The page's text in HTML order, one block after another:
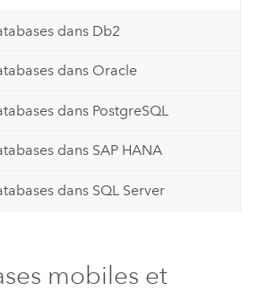
dans Db2
dans Oracle
dans PostgreSQL
dans SAP HANA
dans SQL Server
mobiles et